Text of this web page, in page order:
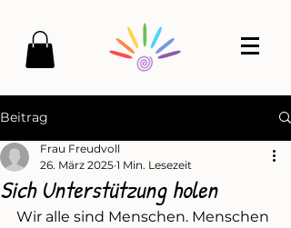
Beitrag
Sich Unterstützung holen
Frau Freudvoll
26. März 2025 1 Min. Lesezeit
Wir alle sind Menschen. Menschen